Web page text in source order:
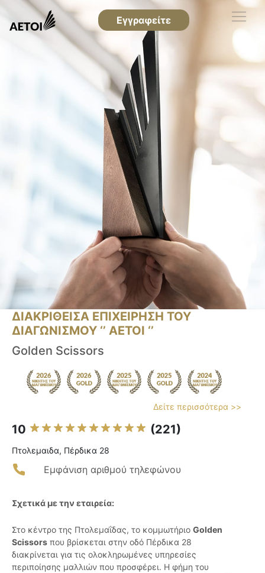
Εγγραφείτε
ΔΙΑΚΡΙΘΕΙΣΑ ΕΠΙΧΕΙΡΗΣΗ ΤΟΥ
ΔΙΑΓΩΝΙΣΜΟΥ ‘’ ΑΕΤΟΙ ‘’
Golden Scissors
Δείτε περισσότερα >>
10 (221)
Πτολεμαιδα, Πέρδικα 28
Εμφάνιση αριθμού τηλεφώνου
Σχετικά με την εταιρεία:
Στο κέντρο της Πτολεμαΐδας, το κομμωτήριο Golden
Scissors που βρίσκεται στην οδό Πέρδικα 28
διακρίνεται για τις ολοκληρωμένες υπηρεσίες
περιποίησης μαλλιών που προσφέρει. Η φήμη του